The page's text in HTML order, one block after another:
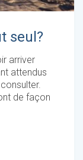
seul?
arriver
attendus
de façon